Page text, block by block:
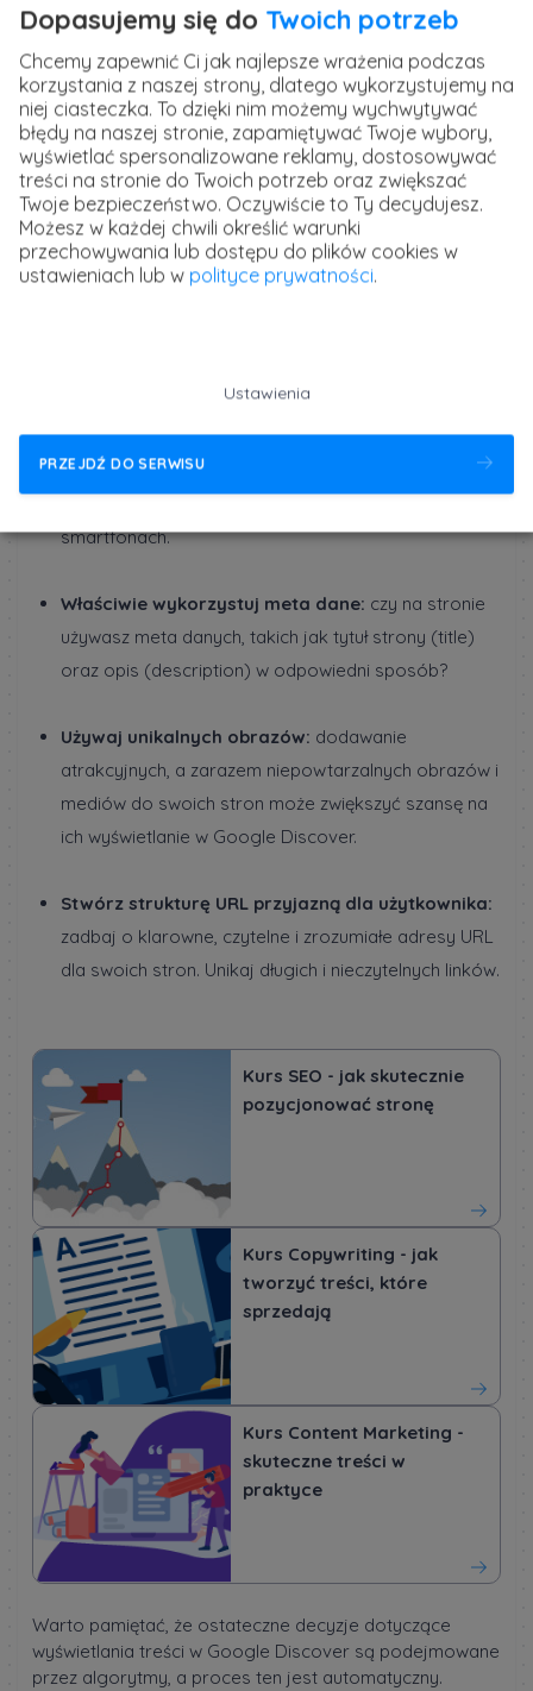
specjalnie dla Google Discover. Jednak wiele zasad
widoczności w tej usłudze.
Szansę na wyświetlenie strony internetowej w Google
Discover zwiększysz, stosując następujące techniki:
Twórz wartościową zawartość:skup się na
dostarczaniu treści wysokiej jakości, interesującej
dla użytkowników. Twórz oryginalne artykuły, zdjęcia,
Optymalizuj stronę pod kątem mobilnym:
się, że Twoja witryna jest responsywna i dobrze
wyświetla się na urządzeniach mobilnych. To ważne,
smartfonach.
Właściwie wykorzystuj meta dane: czy na stronie
używasz meta danych, takich jak tytuł strony (title)
oraz opis (description) w odpowiedni sposób?
Używaj unikalnych obrazów: dodawanie
atrakcyjnych, a zarazem niepowtarzalnych obrazów i
mediów do swoich stron może zwiększyć szansę na
ich wyświetlanie w Google Discover.
Stwórz strukturę URL przyjazną dla użytkownika:
zadbaj o klarowne, czytelne i zrozumiałe adresy URL
dla swoich stron. Unikaj długich i nieczytelnych linków.
Kurs SEO - jak skutecznie
pozycjonować stronę
Kurs Copywriting - jak
tworzyć treści, które
sprzedają
Kurs Content Marketing -
skuteczne treści w
praktyce
Warto pamiętać, że ostateczne decyzje dotyczące
wyświetlania treści w Google Discover są podejmowane
przez algorytmy, a proces ten jest automatyczny.
Dopasujemy się do Twoich potrzeb
Chcemy zapewnić Ci jak najlepsze wrażenia podczas
korzystania z naszej strony, dlatego wykorzystujemy na
niej ciasteczka. To dzięki nim możemy wychwytywać
błędy na naszej stronie, zapamiętywać Twoje wybory,
wyświetlać spersonalizowane reklamy, dostosowywać
treści na stronie do Twoich potrzeb oraz zwiększać
Twoje bezpieczeństwo. Oczywiście to Ty decydujesz.
Możesz w każdej chwili określić warunki
przechowywania lub dostępu do plików cookies w
ustawieniach lub w polityce prywatności.
Ustawienia
PRZEJDŹ DO SERWISU